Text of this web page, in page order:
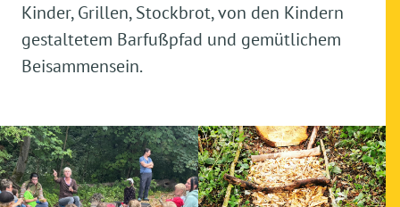
Kinder, Grillen, Stockbrot, von den Kindern
gestaltetem Barfußpfad und gemütlichem
Beisammensein.